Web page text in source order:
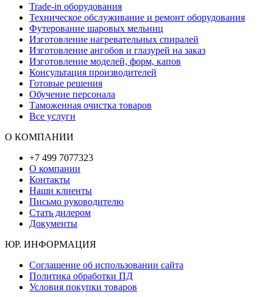
Trade-in оборудования
Техническое обслуживание и ремонт оборудования
Футерование шаровых мельниц
Изготовление нагревательных спиралей
Изготовление ангобов и глазурей на заказ
Изготовление моделей, форм, капов
Консультация производителей
Готовые решения
Обучение персонала
Таможенная очистка товаров
Все услуги
О КОМПАНИИ
+7 499 7077323
О компании
Контакты
Наши клиенты
Письмо руководителю
Стать дилером
Документы
ЮР. ИНФОРМАЦИЯ
Соглашение об использовании сайта
Политика обработки ПД
Условия покупки товаров